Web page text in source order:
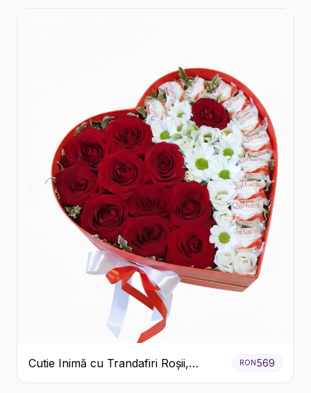
Cutie Inimă cu Trandafiri Roșii,
Crizanteme Albe și Bomboane
RON569